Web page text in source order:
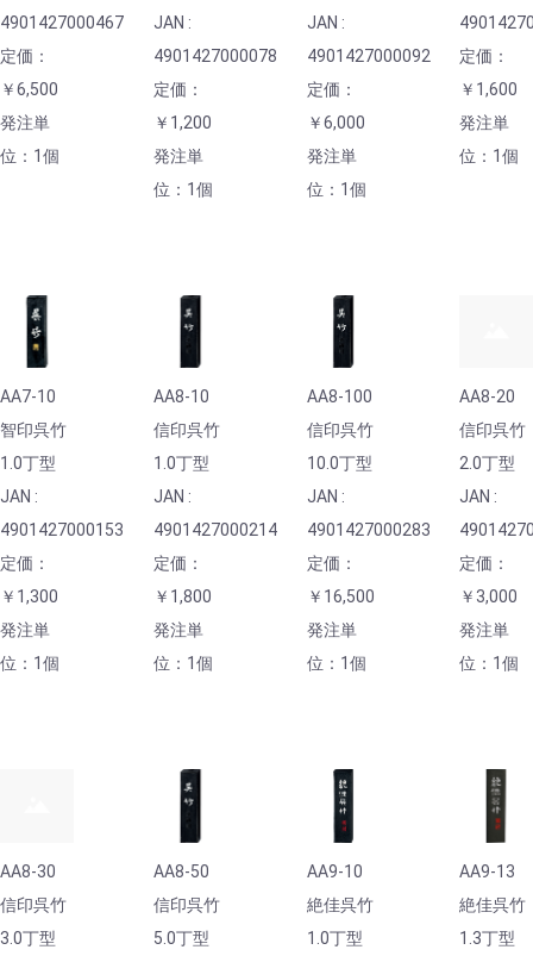
4901427000467
定価：
￥6,500
発注単
位：1個
JAN :
4901427000078
定価：
￥1,200
発注単
位：1個
JAN :
4901427000092
定価：
￥6,000
発注単
位：1個
定価：
￥1,600
発注単
位：1個
AA7-10
智印呉竹
1.0丁型
JAN :
4901427000153
定価：
￥1,300
発注単
位：1個
AA8-10
信印呉竹
1.0丁型
JAN :
4901427000214
定価：
￥1,800
発注単
位：1個
AA8-100
信印呉竹
10.0丁型
JAN :
4901427000283
定価：
￥16,500
発注単
位：1個
AA8-20
信印呉竹
2.0丁型
JAN :
定価：
￥3,000
発注単
位：1個
AA8-30
信印呉竹
3.0丁型
AA8-50
信印呉竹
5.0丁型
AA9-10
絶佳呉竹
1.0丁型
AA9-13
絶佳呉竹
1.3丁型